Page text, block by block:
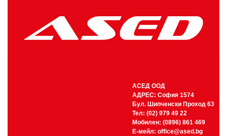
АСЕД ООД
АДРЕС: София 1574
Бул. Шипченски Проход 63
Тел: (02) 979 49 22
Мобилен: (0896) 861 469
Е-мейл: office@ased.bg